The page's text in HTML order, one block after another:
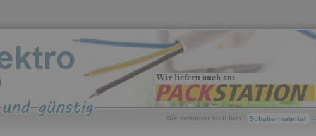
Sie befinden sich hier: Schaltermaterial